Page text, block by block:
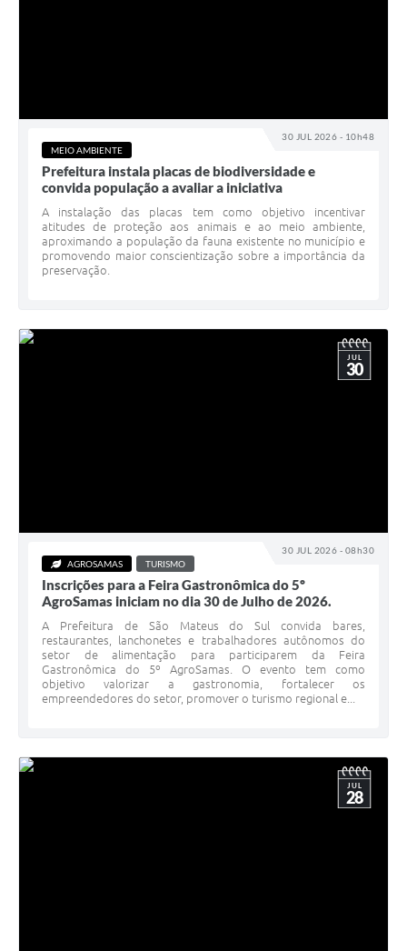
30 JUL 2026 - 10h48
MEIO AMBIENTE
Prefeitura instala placas de biodiversidade e
convida população a avaliar a iniciativa
A instalação das placas tem como objetivo incentivar
atitudes de proteção aos animais e ao meio ambiente,
aproximando a população da fauna existente no município e
promovendo maior conscientização sobre a importância da
preservação.
30 JUL 2026 - 08h30
JUL
30
AGROSAMAS TURISMO
Inscrições para a Feira Gastronômica do 5º
AgroSamas iniciam no dia 30 de Julho de 2026.
A Prefeitura de São Mateus do Sul convida bares,
restaurantes, lanchonetes e trabalhadores autônomos do
setor de alimentação para participarem da Feira
Gastronômica do 5º AgroSamas. O evento tem como
objetivo valorizar a gastronomia, fortalecer os
empreendedores do setor, promover o turismo regional e...
JUL
28